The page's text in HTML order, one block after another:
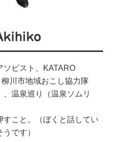
ソビスト、KATARO
川市地域おこし協力隊
温泉巡り（温泉ソムリ
すこと。（ぼくと話してい
です）